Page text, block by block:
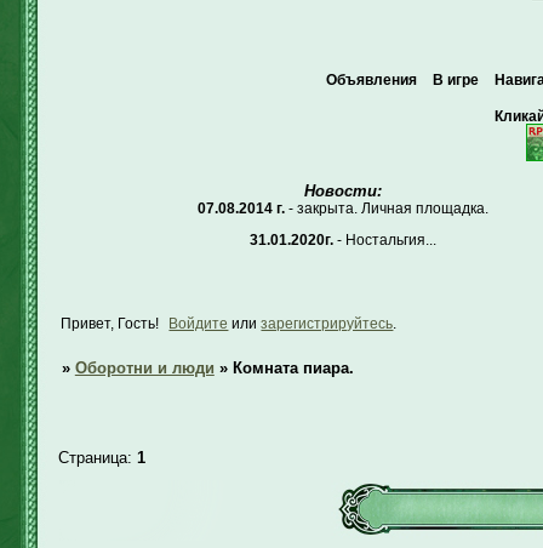
Объявления В игре
Новости:
07.08.2014 г. - закрыта. Личная площадка.
31.01.2020г. - Ностальгия...
Привет, Гость! Войдите илизарегистрируйтесь
» Оборотни и люди » Комната пиара.
Страница: 1